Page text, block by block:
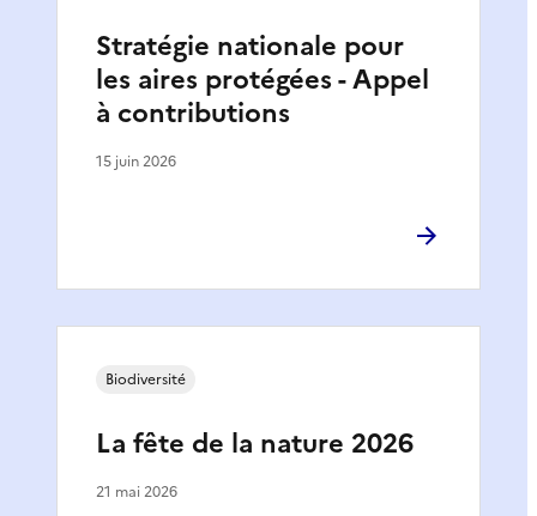
Stratégie nationale pour
les aires protégées - Appel
à contributions
15 juin 2026
La fête de la nature 2026
Biodiversité
21 mai 2026